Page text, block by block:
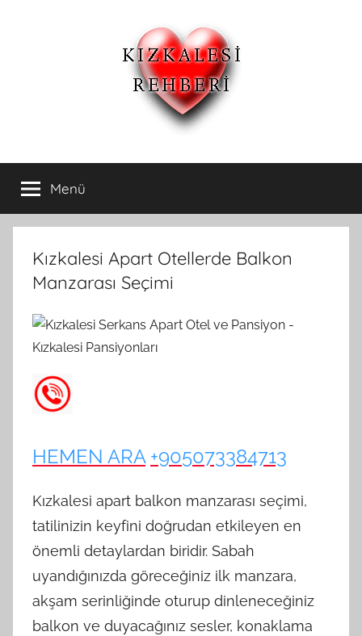
Kızkalesi
Otelleri
ve
Kızkalesi
Pansiyonları
Pansiyon,Otel
ve
Apart
Oteller
Menü
Kızkalesi Apart Otellerde Balkon
Manzarası Seçimi
HEMEN ARA +905073384713
Kızkalesi apart balkon manzarası seçimi,
tatilinizin keyfini doğrudan etkileyen en
önemli detaylardan biridir. Sabah
uyandığınızda göreceğiniz ilk manzara,
akşam serinliğinde oturup dinleneceğiniz
balkon ve duyacağınız sesler, konaklama